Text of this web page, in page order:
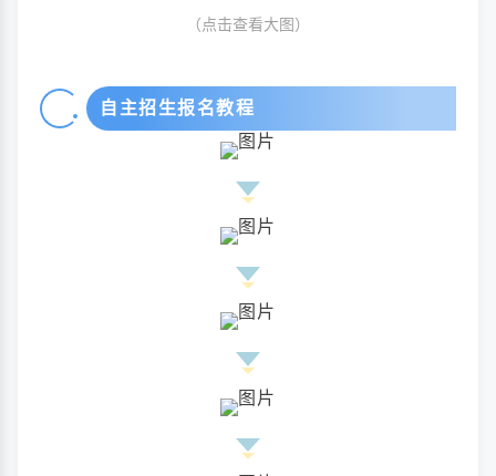
（点击查看大图）
自主招生报名教程